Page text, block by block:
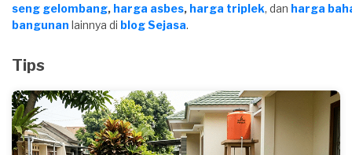
seng gelombang, harga asbes, harga triplek, dan harga
bangunan lainnya di blog Sejasa.
Tips